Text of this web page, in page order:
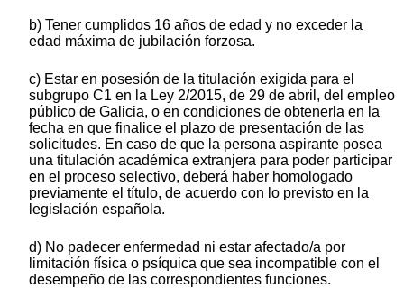
b) Tener cumplidos 16 años de edad y no exceder la
edad máxima de jubilación forzosa.
c) Estar en posesión de la titulación exigida para el
subgrupo C1 en la Ley 2/2015, de 29 de abril, del empleo
público de Galicia, o en condiciones de obtenerla en la
fecha en que finalice el plazo de presentación de las
solicitudes. En caso de que la persona aspirante posea
una titulación académica extranjera para poder participar
en el proceso selectivo, deberá haber homologado
previamente el título, de acuerdo con lo previsto en la
legislación española.
d) No padecer enfermedad ni estar afectado/a por
limitación física o psíquica que sea incompatible con el
desempeño de las correspondientes funciones.